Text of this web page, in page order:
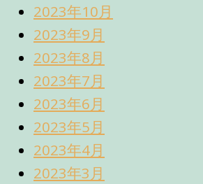
2023年10月
2023年9月
2023年8月
2023年7月
2023年6月
2023年5月
2023年4月
2023年3月